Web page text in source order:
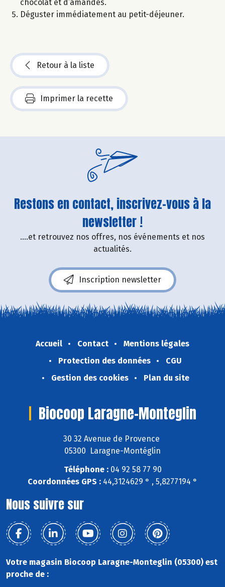
chocolat et d’amandes.
Déguster immédiatement au petit-déjeuner.
Retour à la liste
Imprimer la recette
Restons en contact, inscrivez-vous à la
newsletter !
....et retrouvez nos offres, nos événements et nos
actualités.
Inscription newsletter
Accueil Contact
Mentions légales
Protection des données
CGU
Gestion des cookies
Plan du site
Biocoop Laragne-Monteglin
30 32 Avenue de Provence
05300 Laragne-Montéglin
Téléphone :04 92 58 77 90
Coordonnées GPS : 44,3124629 ° , 5,8277194 °
Nous suivre sur
Votre magasin Biocoop Laragne-Monteglin (05300) est
proche de :